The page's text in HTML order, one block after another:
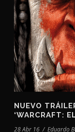
NUEVO
‘WARCRAFT:
28 Abr 16 / Eduardo